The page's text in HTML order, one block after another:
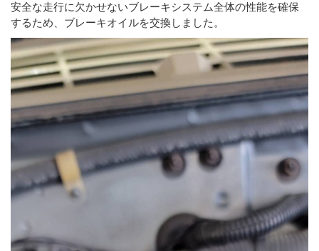
安全な走行に欠かせないブレーキシステム全体の性能を確保
するため、ブレーキオイルを交換しました。